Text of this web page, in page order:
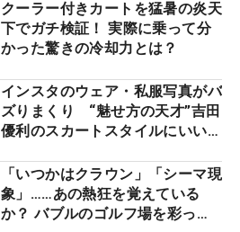
クーラー付きカートを猛暑の炎天
下でガチ検証！ 実際に乗って分
かった驚きの冷却力とは？
インスタのウェア・私服写真がバ
ズりまくり “魅せ方の天才”吉田
優利のスカートスタイルにいい
「いつかはクラウン」「シーマ現
象」……あの熱狂を覚えている
か？ バブルのゴルフ場を彩った